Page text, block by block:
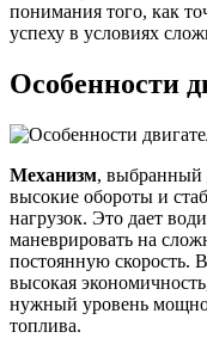
понимания того, как
успеху в условиях
Особенности
Механизм, выбранный
высокие обороты и
нагрузок. Это дает
маневрировать на
постоянную скорость.
высокая
нужный уровень
топлива.